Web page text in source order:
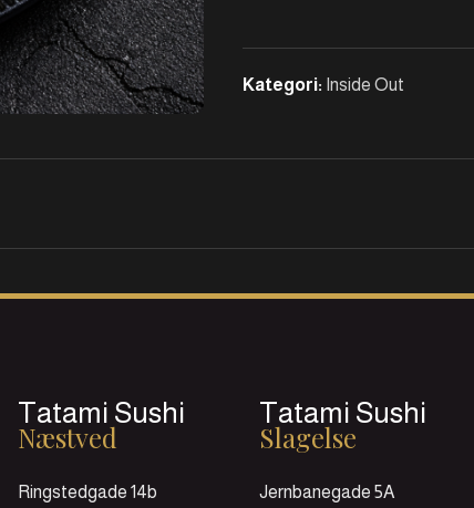
Kategori: Inside Out
Tatami Sushi
Næstved
Ringstedgade 14b
Tatami Sushi
Slagelse
Jernbanegade 5A